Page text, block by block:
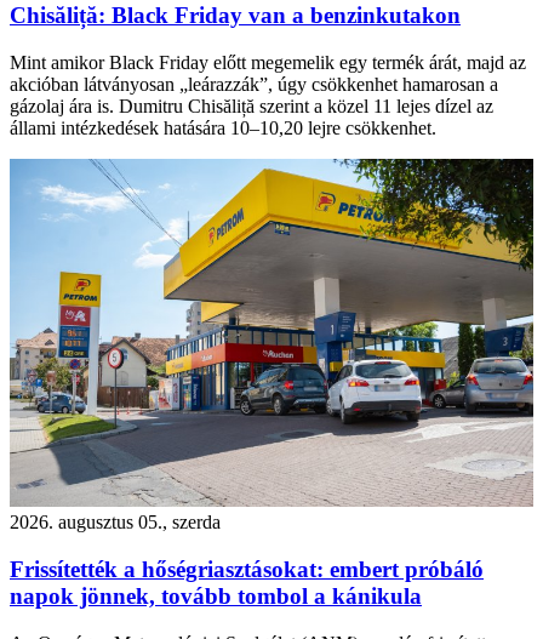
Chisăliță: Black Friday van a benzinkutakon
Mint amikor Black Friday előtt megemelik egy termék árát, majd az
akcióban látványosan „leárazzák”, úgy csökkenhet hamarosan a
gázolaj ára is. Dumitru Chisăliță szerint a közel 11 lejes dízel az
állami intézkedések hatására 10–10,20 lejre csökkenhet.
2026. augusztus 05., szerda
Frissítették a hőségriasztásokat: embert próbáló
napok jönnek, tovább tombol a kánikula